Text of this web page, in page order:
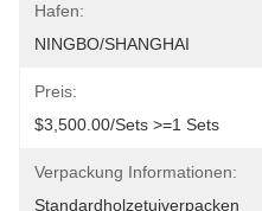
Hafen:
NINGBO/SHANGHAI
Preis:
$3,500.00/sets >=1 Sets
Verpackung Informationen:
Standardholzetuiverpacken